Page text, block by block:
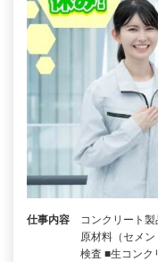
仕事内容
コンクリート
原材料（セメ
検査 ■生コン